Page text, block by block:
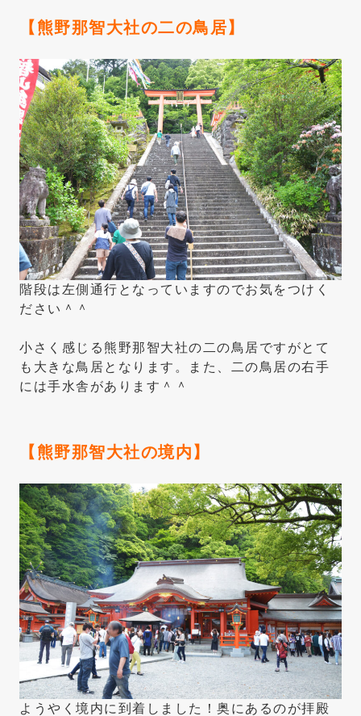
【熊野那智大社の二の鳥居】
階段は左側通行となっていますのでお気をつけく
ださい＾＾
小さく感じる熊野那智大社の二の鳥居ですがとて
も大きな鳥居となります。また、二の鳥居の右手
には手水舎があります＾＾
【熊野那智大社の境内】
ようやく境内に到着しました！奥にあるのが拝殿